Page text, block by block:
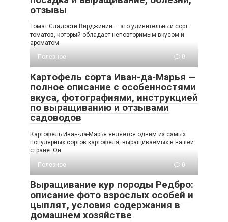
отзывы
Томат Сладости Вирджинии — это удивительный сорт
томатов, который обладает неповторимым вкусом и
ароматом.
Полезное
0
Картофель сорта Иван-да-Марья —
полное описание с особенностями
вкуса, фотографиями, инструкцией
по выращиванию и отзывами
садоводов
Картофель Иван-да-Марья является одним из самых
популярных сортов картофеля, выращиваемых в нашей
стране. Он
Полезное
0
Выращивание кур породы Редбро:
описание фото взрослых особей и
цыплят, условия содержания в
домашнем хозяйстве